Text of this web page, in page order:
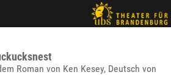
Roman von Ken Kesey, Deutsch von